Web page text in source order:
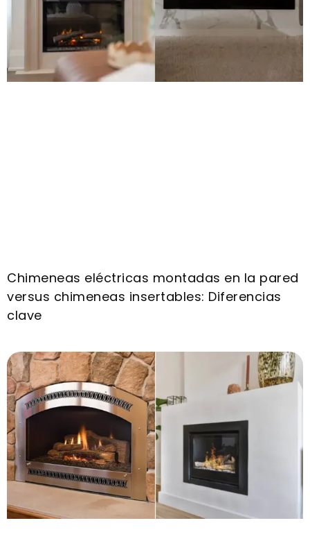
Chimeneas eléctricas montadas en la pared
versus chimeneas insertables: Diferencias
clave